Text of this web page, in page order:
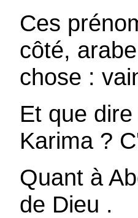
Ces
côté,
chose :
Et que
Karima ?
Quant à
de Dieu .